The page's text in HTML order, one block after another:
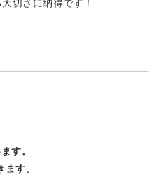
！
方も、今回のクラスでは
す。
す。